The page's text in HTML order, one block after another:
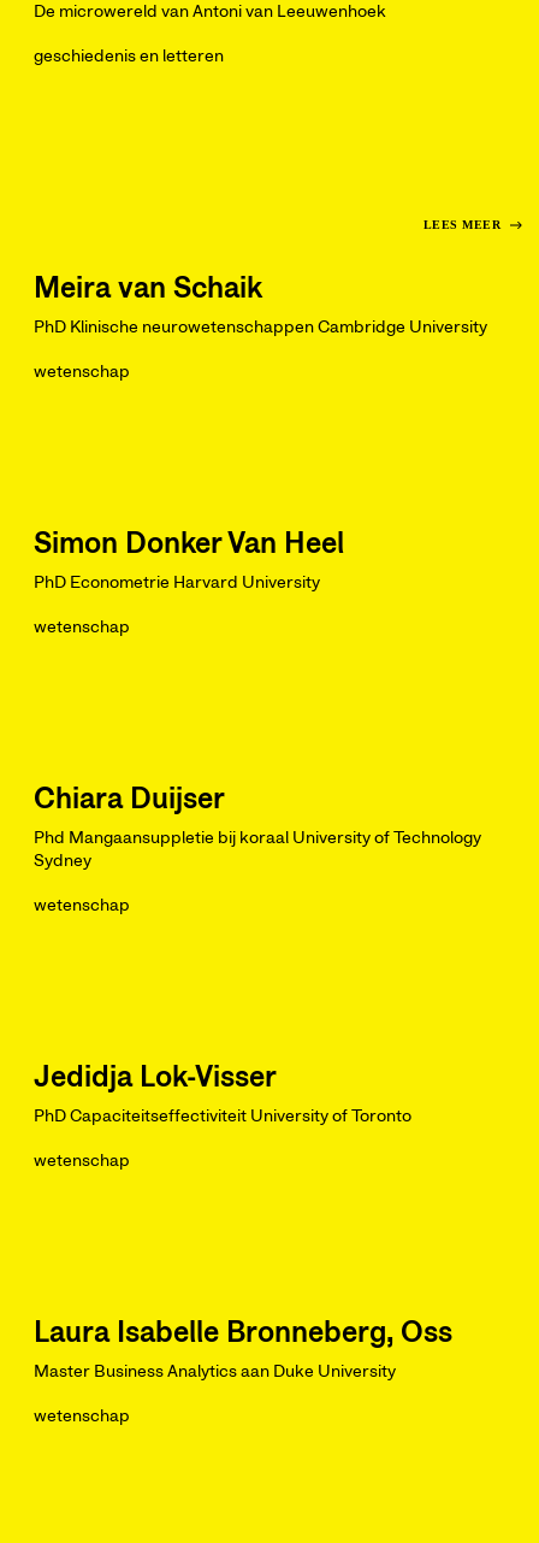
De microwereld van Antoni van Leeuwenhoek
geschiedenis en letteren
LEES MEER
Meira van Schaik
PhD Klinische neurowetenschappen Cambridge University
wetenschap
Simon Donker Van Heel
PhD Econometrie Harvard University
wetenschap
Chiara Duijser
Phd Mangaansuppletie bij koraal University of Technology
Sydney
wetenschap
Jedidja Lok-Visser
PhD Capaciteitseffectiviteit University of Toronto
wetenschap
Laura Isabelle Bronneberg, Oss
Master Business Analytics aan Duke University
wetenschap